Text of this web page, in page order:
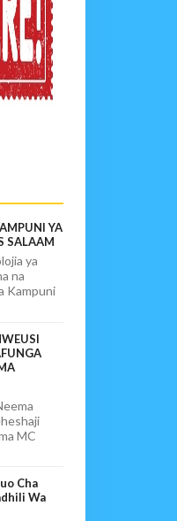
Siri Na Njia Zangu Za
Nyumbani
YA
SALAAM
ya
na
Kampuni
MC
Cha
Wa